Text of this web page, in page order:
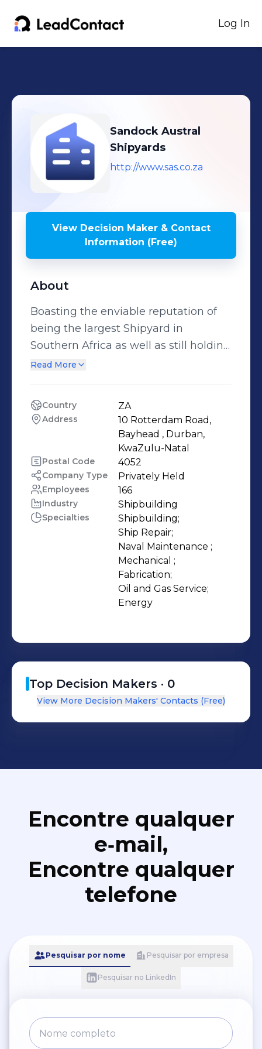
Log In
Sandock Austral
Shipyards
http://www.sas.co.za
View Decision Maker & Contact
Information (Free)
About
Boasting the enviable reputation of
being the largest Shipyard in
Southern Africa as well as still holding
the record for building the largest
is a proudly African Company. Being a
100% Black Owned Company and 12%
owned by the Employees. Sandock
Austral Shipyards provides complete
in-house marine solutions through
our Shipbuilding, Ship Repair, Naval
Maintenance, Mechanical and
Fabrication, and Oil & Gas
departments. Our yard is ISO
9001:2015, ISO 14001:2015 & ISO
45001:2018 certified and has a Level 2
Read More
Country ZA
Address
10 Rotterdam Road,
Bayhead , Durban,
KwaZulu-Natal
Postal Code 4052
Company Type Privately Held
Employees 166
Industry Shipbuilding
Specialties
Shipbuilding;
Ship Repair;
Naval Maintenance ;
Mechanical ;
Fabrication;
Oil and Gas Service;
Energy
Top Decision Makers · 0
View More Decision Makers' Contacts (Free)
Encontre qualquer
e‑mail,
Encontre qualquer
telefone
Pesquisar por nome Pesquisar por empresa
Pesquisar no LinkedIn